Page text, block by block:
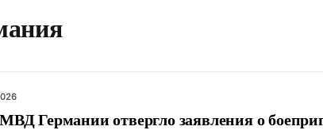
МВД Германии отвергло заявления о